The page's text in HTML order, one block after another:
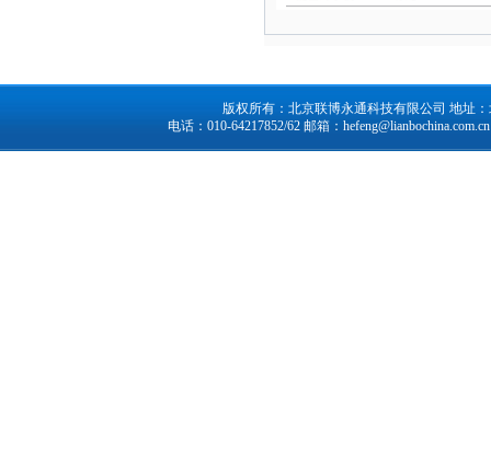
版权所有：北京联博永通科技有限公司 地址
电话：010-64217852/62 邮箱：hefeng@lianbochina.com.cn